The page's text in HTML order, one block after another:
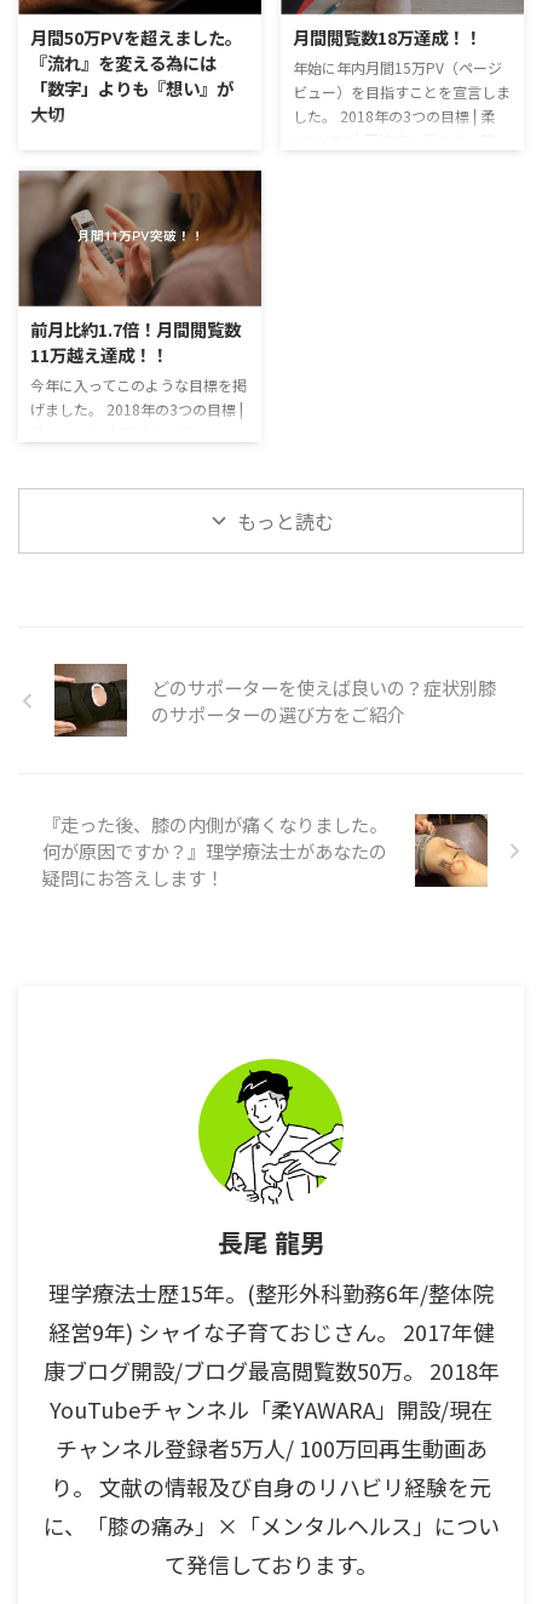
を作るのはめんどくいなぁという
ご意見がありました。 確かにど
のようにアカウントを作ればいい
のかはiPhoneに詳しくない人に
とっては酷ですよね。 そこで今
ャンネル登録の方法がわからない
もしくはGoogleのアカウントの
作り方が分からないという方々向
けの ...
パソコンと同様スペックによって
差はあるが、覚えている物事には
限界がある。 容量がパンパンな
状態で1つの物事に100%集中す
ることは非常に難しい。 スポー
月間50万PVを超えました。
『流れ』を変える為には
「数字」よりも『想い』が
大切
を超えました。 まさかここまで
成長するとは、はっきり言って自
分でも驚きなぐらいです。 今回
はこのブログを立ち上げた経緯を
振り返り、『想い』の大切さを再
認識していきます。 はじめは地
域の無料ブログからスタート 開
業当初からお世話になっているお
客様ならご存知かと思いますが、
初期は地域の無料ブログからスタ
ートしました。 というのも、開
きない人のために『お身体のト ...
月間閲覧数18万達成！！
年始に年内月間15万PV（ページ
ビュー）を目指すことを宣言しま
した。 2018年の3つの目標 | 柔
前月比約1.7倍！月間閲覧数
11万越え達成！！
今年に入ってこのような目標を掲
げました。 2018年の3つの目標 |
せる。 3.10の山を嫁と登る。 そ
のうちの月間15万pvまであとわ
の人気記事等をご紹介していきま
す。 2月の月間閲覧数がこちら 過
去3ヵ月のアクセス数がこちら 2
もっと読む
どのサポーターを使えば良いの？症状別膝
のサポーターの選び方をご紹介
『走った後、膝の内側が痛くなりました。
何が原因ですか？』理学療法士があなたの
疑問にお答えします！
長尾 龍男
理学療法士歴15年。(整形外科勤務6年/整体院
経営9年) シャイな子育ておじさん。 2017年健
康ブログ開設/ブログ最高閲覧数50万。 2018年
YouTubeチャンネル「柔YAWARA」開設/現在
チャンネル登録者5万人/ 100万回再生動画あ
り。 文献の情報及び自身のリハビリ経験を元
に、「膝の痛み」×「メンタルヘルス」につい
て発信しております。